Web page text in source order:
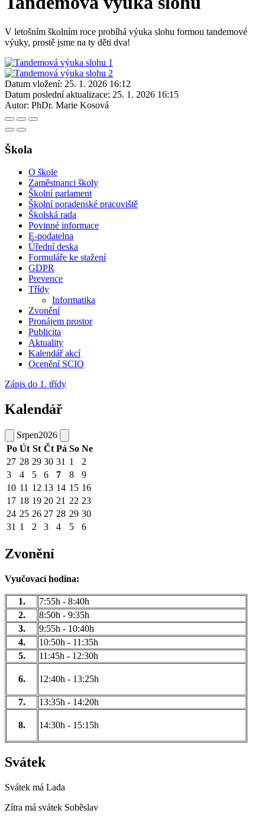
V letošním školním roce probíhá výuka slohu formou tandemové
výuky, prostě jsme na ty děti dva!
Datum vložení: 25. 1. 2026 16:12
Datum poslední aktualizace: 25. 1. 2026 16:15
Autor: PhDr. Marie Kosová
Škola
O škole
Zaměstnanci školy
Školní parlament
Školní poradenské pracoviště
Školská rada
Povinné informace
E-podatelna
Úřední deska
Formuláře ke stažení
GDPR
Prevence
Třídy
Informatika
Zvonění
Pronájem prostor
Publicita
Aktuality
Kalendář akcí
Ocenění SCIO
Zápis do 1. třídy
Kalendář
Srpen2026
Po Út St Čt Pá So Ne
27 28 29 30 31 1
2
3
4 5 6 7 8
9
10 11 12 13 14 15 16
17 18 19 20 21 22 23
24 25 26 27 28 29 30
31 1 2 3 4 5 6
Zvonění
Vyučovací hodina:
1.
7:55h - 8:40h
2.
8:50h - 9:35h
3.
9:55h - 10:40h
4.
10:50h - 11:35h
5.
11:45h - 12:30h
6. 12:40h - 13:25h
7. 13:35h - 14:20h
8. 14:30h - 15:15h
Svátek
Svátek má Lada
Zítra má svátek Soběslav